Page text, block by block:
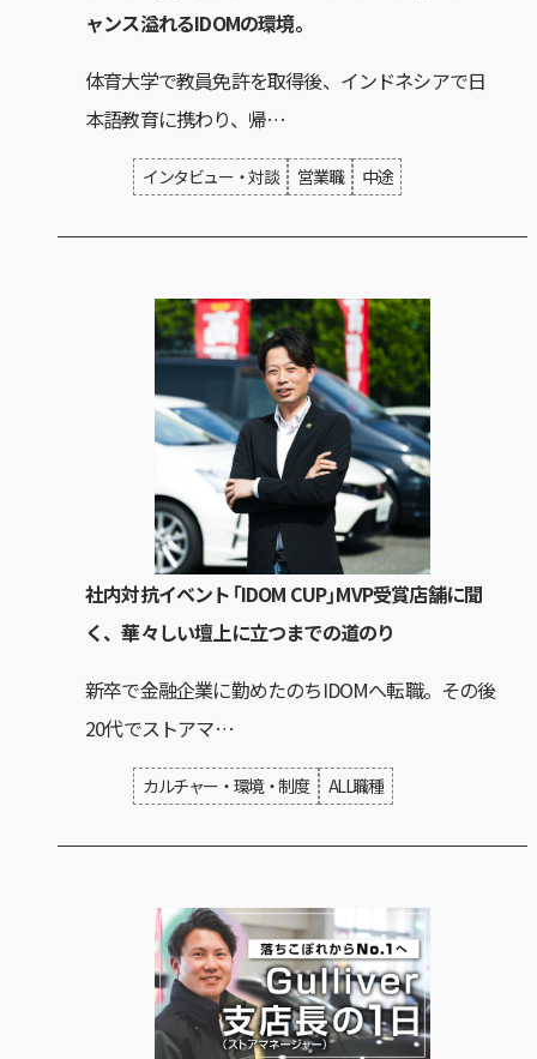
ャンス溢れるIDOMの環境。
体育大学で教員免許を取得後、インドネシアで日
本語教育に携わり、帰…
インタビュー・対談 営業職 中途
社内対抗イベント「IDOM CUP」MVP受賞店舗に聞
く、華々しい壇上に立つまでの道のり
新卒で金融企業に勤めたのちIDOMへ転職。その後
20代でストアマ…
カルチャー・環境・制度 ALL職種